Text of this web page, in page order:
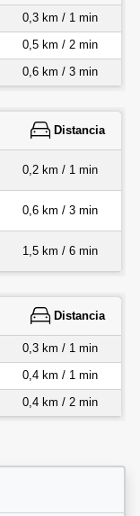
0,3 km / 1 min
0,5 km / 2 min
0,6 km / 3 min
Distancia
0,2 km / 1 min
0,6 km / 3 min
1,5 km / 6 min
Distancia
0,3 km / 1 min
0,4 km / 1 min
0,4 km / 2 min